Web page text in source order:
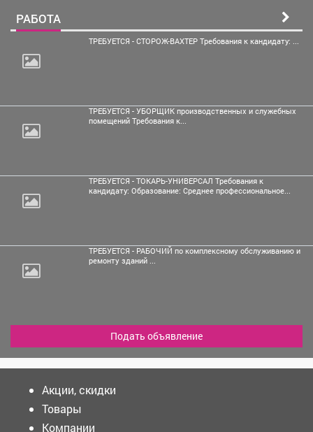
РАБОТА
ТРЕБУЕТСЯ - СТОРОЖ-ВАХТЕР Требования к кандидату: ...
ТРЕБУЕТСЯ - УБОРЩИК производственных и служебных
помещений Требования к...
ТРЕБУЕТСЯ - ТОКАРЬ-УНИВЕРСАЛ Требования к
кандидату: Образование: Среднее профессиональное...
ТРЕБУЕТСЯ - РАБОЧИЙ по комплексному обслуживанию и
ремонту зданий ...
Подать объявление
Акции, скидки
Товары
Компании